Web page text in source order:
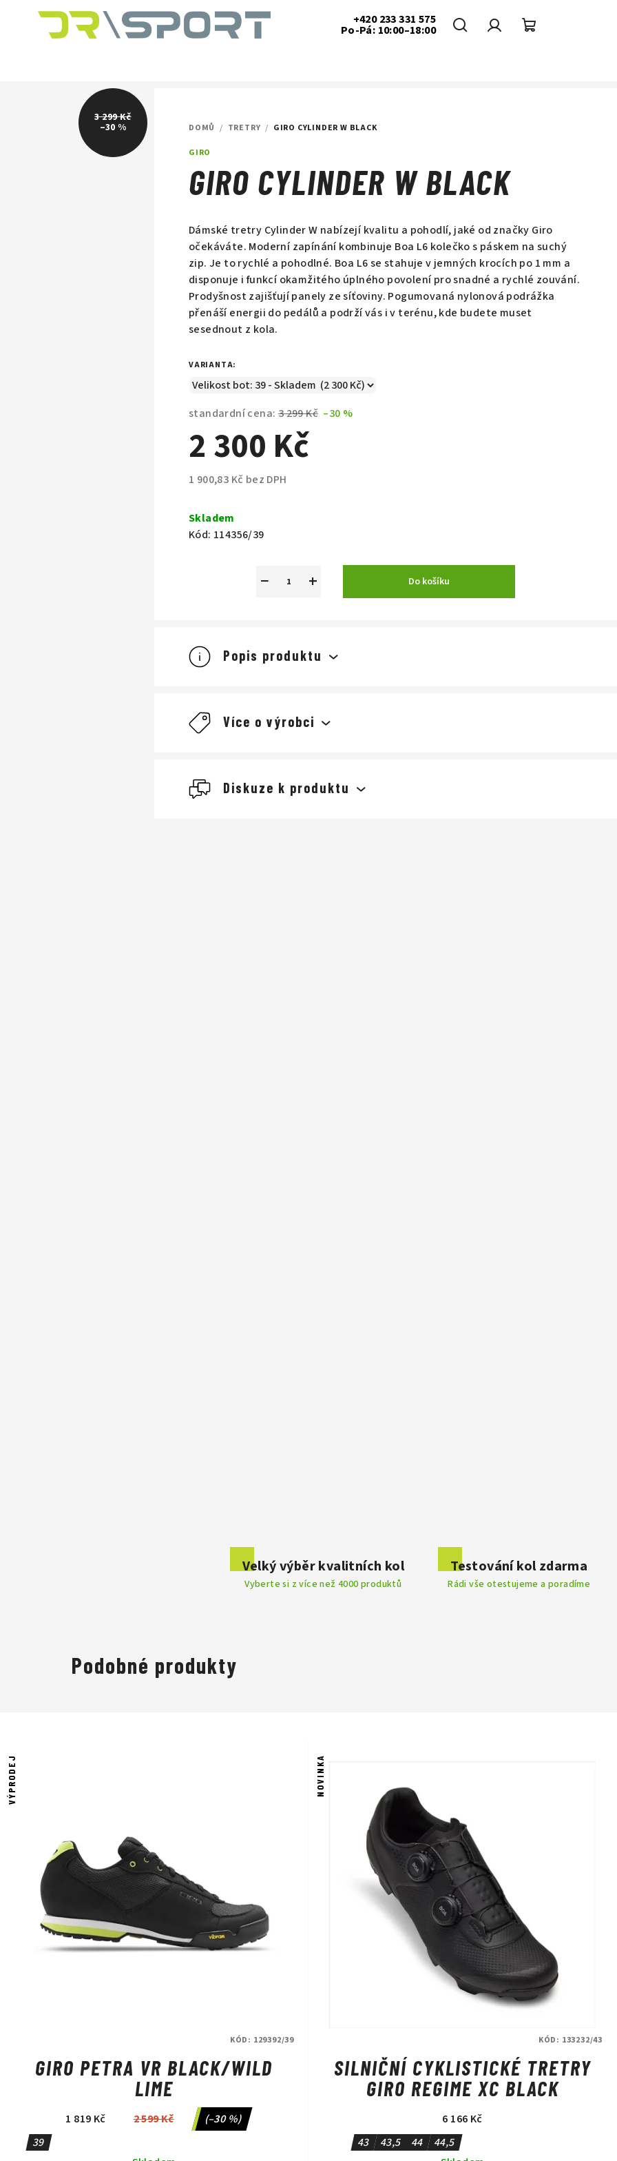
+420 233 331 575
Po-Pá: 10:00–18:00
DOMŮ / TRETRY / GIRO CYLINDER W BLACK
GIRO
GIRO CYLINDER W BLACK
Dámské tretry Cylinder W nabízejí kvalitu a pohodlí, jaké od značky Giro
očekáváte. Moderní zapínání kombinuje Boa L6 kolečko s páskem na suchý
zip. Je to rychlé a pohodlné. Boa L6 se stahuje v jemných krocích po 1 mm a
disponuje i funkcí okamžitého úplného povolení pro snadné a rychlé zouvání.
Prodyšnost zajišťují panely ze síťoviny. Pogumovaná nylonová podrážka
přenáší energii do pedálů a podrží vás i v terénu, kde budete muset
sesednout z kola.
VARIANTA:
standardní cena: 3 299 Kč –30 %
2 300 Kč
1 900,83 Kč bez DPH
cena:
Skladem
Kód: 114356/39
+
− Do košíku
Popis produktu
Diskuze k produktu
Více o výrobci
3 299 Kč
–30 %
Velký výběr kvalitních kol
Vyberte si z více než 4000 produktů
Testování kol zdarma
Rádi vše otestujeme a poradíme
Podobné produkty
VÝPRODEJ
GIRO PETRA VR BLACK/WILD
LIME
1 819 Kč 2 599 Kč
(–30 %)
39
KÓD: 129392/39
NOVINKA
SILNIČNÍ CYKLISTICKÉ TRETRY
GIRO REGIME XC BLACK
6 166 Kč
43
43,5 44
44,5
KÓD: 133232/43